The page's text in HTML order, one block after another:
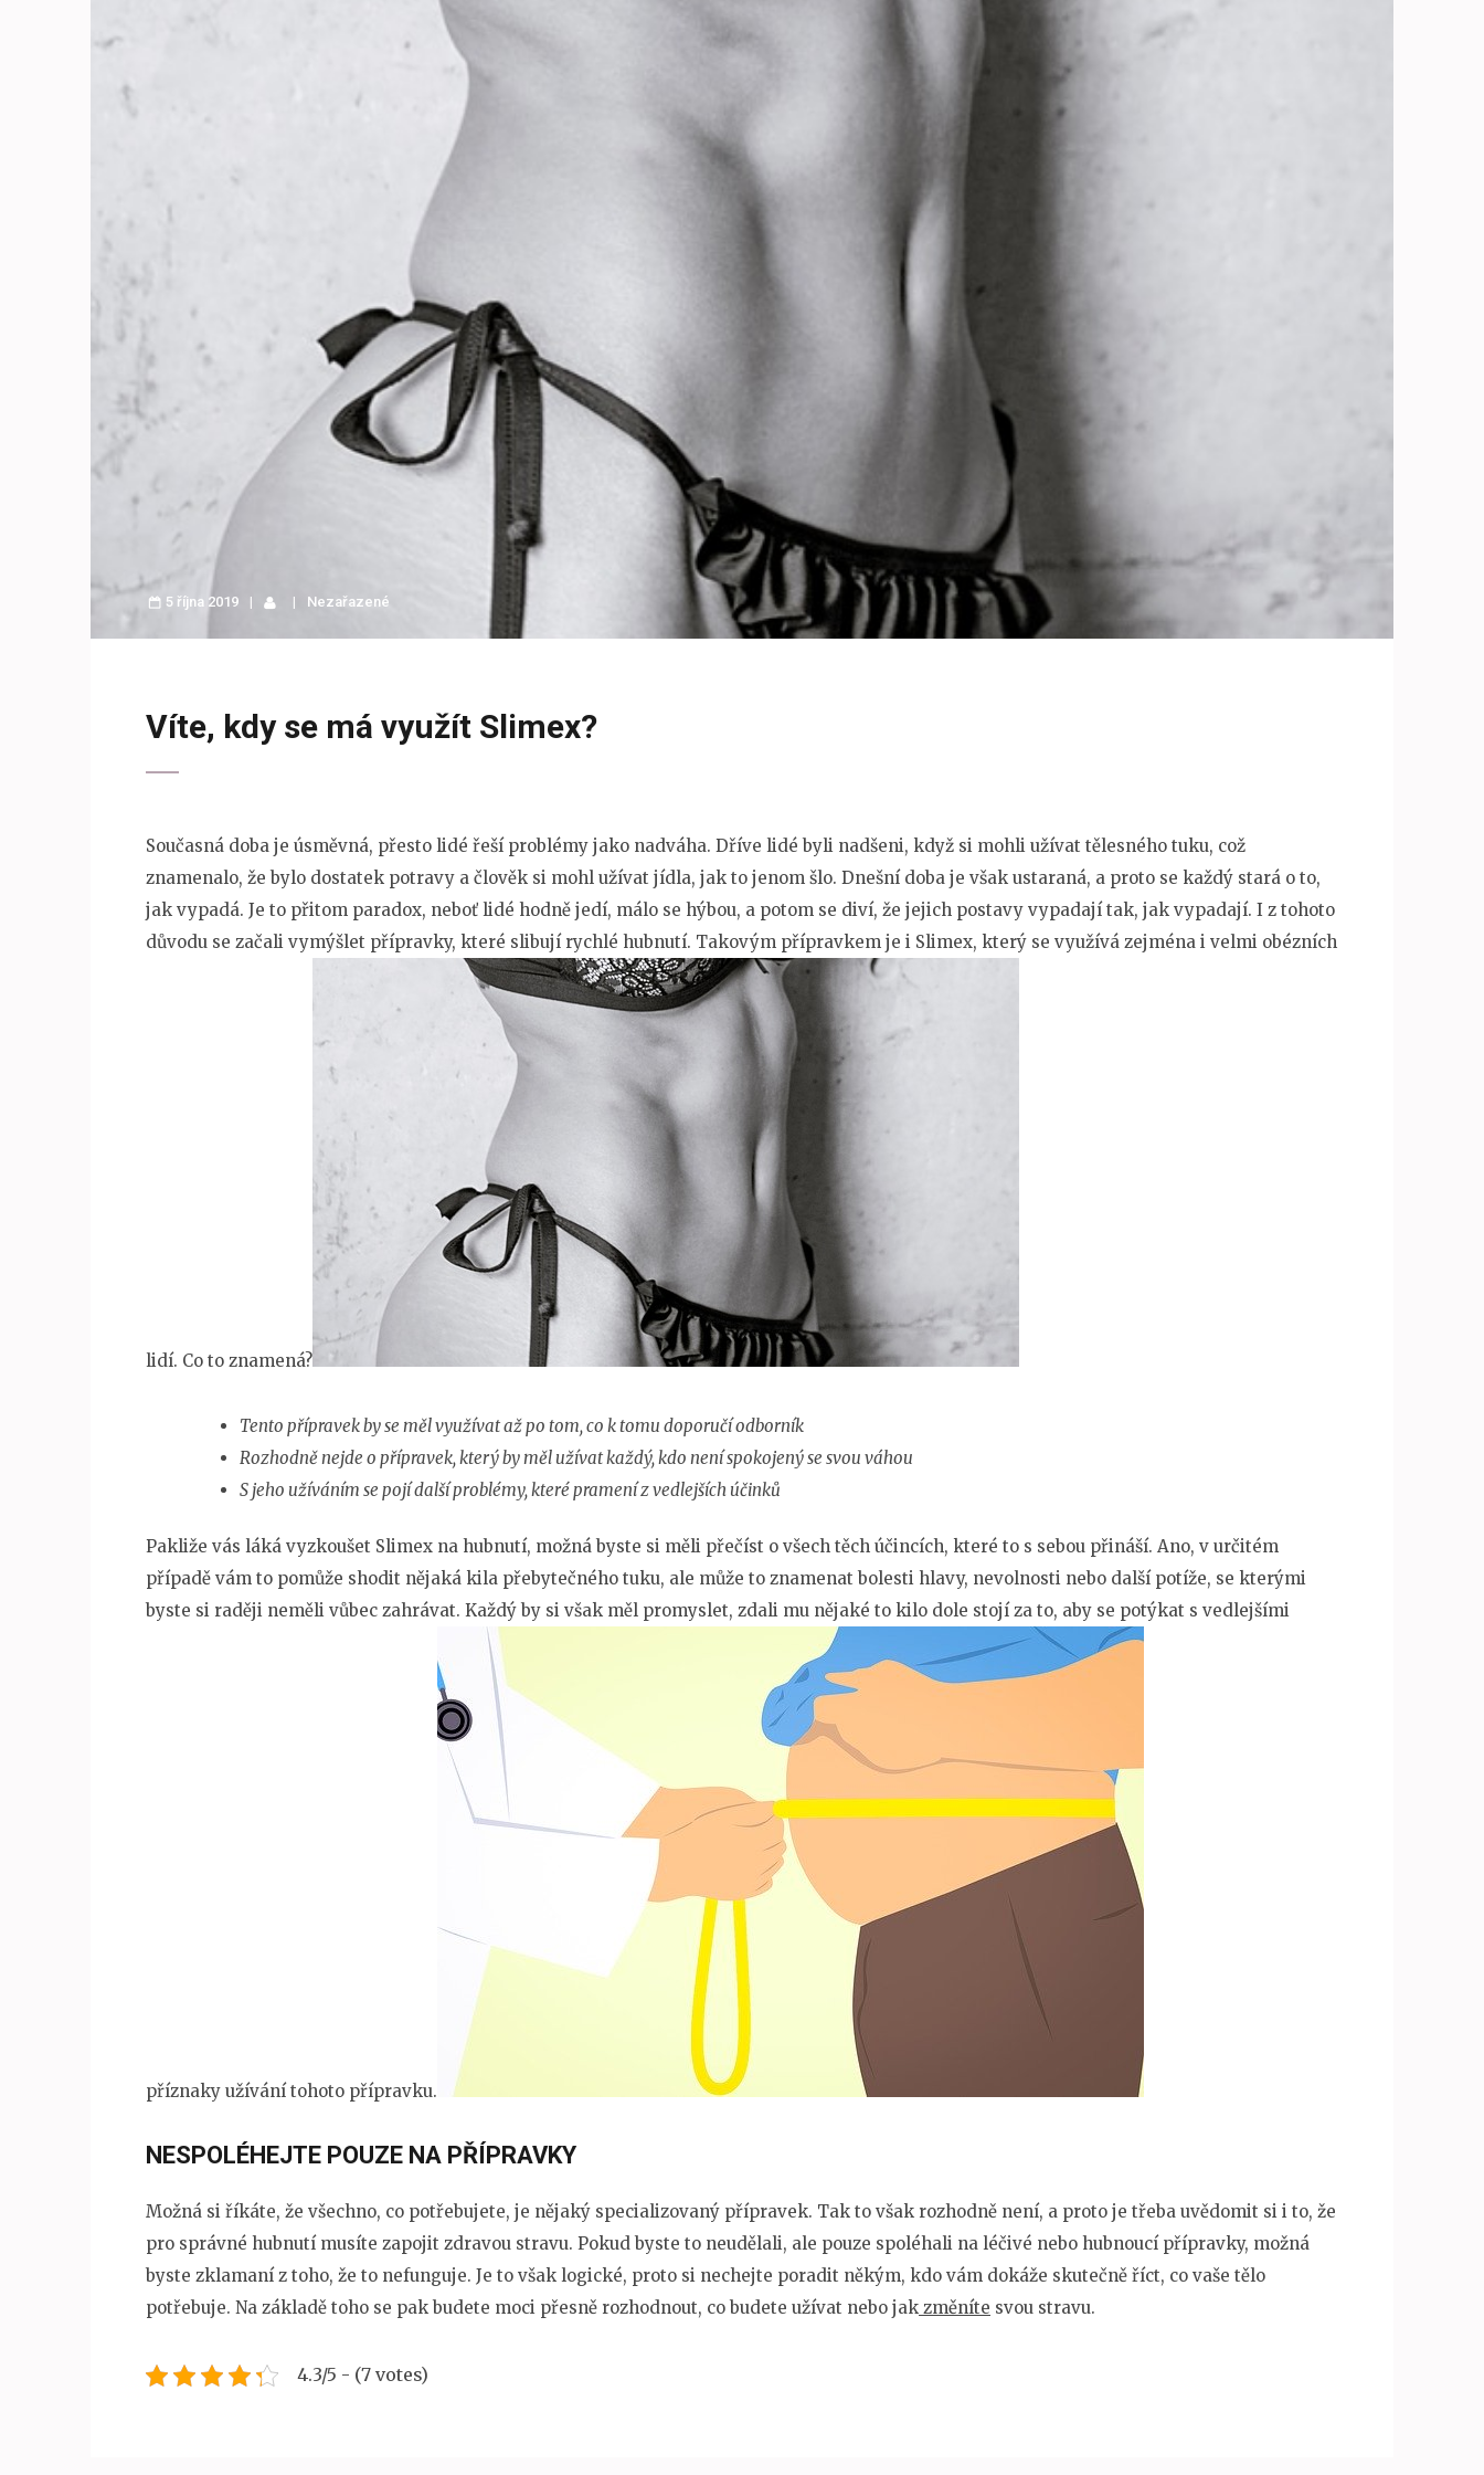
5 října 2019 Nezařazené
Víte, kdy se má využít Slimex?
Současná doba je úsměvná, přesto lidé řeší problémy jako nadváha. Dříve lidé byli nadšeni, když si mohli užívat tělesného tuku, což
znamenalo, že bylo dostatek potravy a člověk si mohl užívat jídla, jak to jenom šlo. Dnešní doba je však ustaraná, a proto se každý stará o to,
jak vypadá. Je to přitom paradox, neboť lidé hodně jedí, málo se hýbou, a potom se diví, že jejich postavy vypadají tak, jak vypadají. I z tohoto
důvodu se začali vymýšlet přípravky, které slibují rychlé hubnutí. Takovým přípravkem je i Slimex, který se využívá zejména i velmi obézních
lidí. Co to znamená?
Tento přípravek by se měl využívat až po tom, co k tomu doporučí odborník
Rozhodně nejde o přípravek, který by měl užívat každý, kdo není spokojený se svou váhou
S jeho užíváním se pojí další problémy, které pramení z vedlejších účinků
Pakliže vás láká vyzkoušet Slimex na hubnutí, možná byste si měli přečíst o všech těch účincích, které to s sebou přináší. Ano, v určitém
případě vám to pomůže shodit nějaká kila přebytečného tuku, ale může to znamenat bolesti hlavy, nevolnosti nebo další potíže, se kterými
byste si raději neměli vůbec zahrávat. Každý by si však měl promyslet, zdali mu nějaké to kilo dole stojí za to, aby se potýkat s vedlejšími
příznaky užívání tohoto přípravku.
NESPOLÉHEJTE POUZE NA PŘÍPRAVKY
Možná si říkáte, že všechno, co potřebujete, je nějaký specializovaný přípravek. Tak to však rozhodně není, a proto je třeba uvědomit si i to, že
pro správné hubnutí musíte zapojit zdravou stravu. Pokud byste to neudělali, ale pouze spoléhali na léčivé nebo hubnoucí přípravky, možná
byste zklamaní z toho, že to nefunguje. Je to však logické, proto si nechejte poradit někým, kdo vám dokáže skutečně říct, co vaše tělo
potřebuje. Na základě toho se pak budete moci přesně rozhodnout, co budete užívat nebo jak změníte svou stravu.
4.3/5 - (7 votes)